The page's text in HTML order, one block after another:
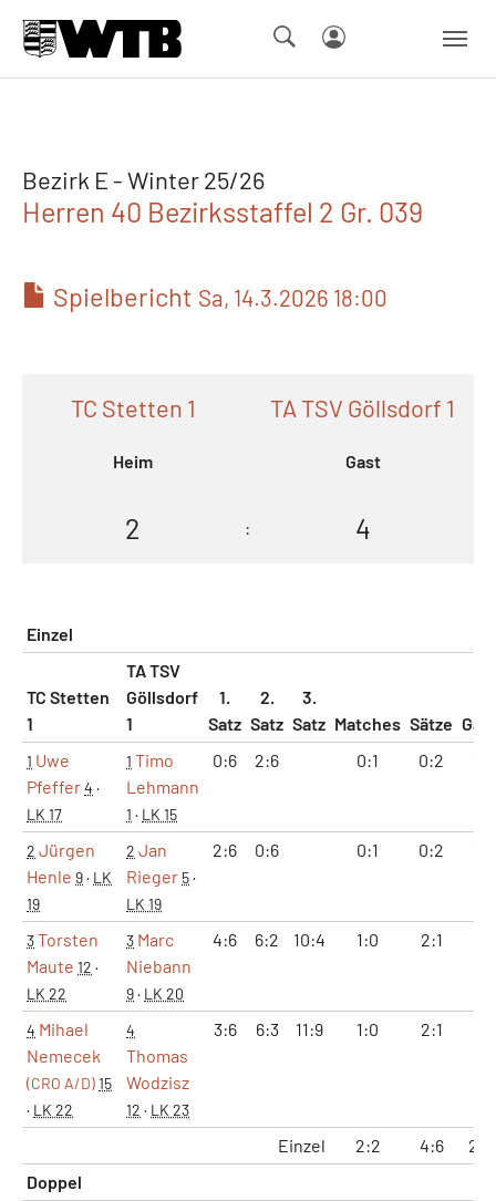
Bezirk E - Winter 25/26
Herren 40 Bezirksstaffel 2 Gr. 039
Spielbericht Sa, 14.3.2026 18:00
TC Stetten 1
Heim
TA TSV Göllsdorf 1
Gast
2 : 4
Einzel
TC Stetten
1
TA TSV
Göllsdorf
1
1.
Satz
2.
Satz
3.
Satz Matches Sätze
1 Uwe
Pfeffer4 ·
LK 17
1 Timo
Lehmann
1 · LK 15
0:6 2:6 0:1 0:2
2 Jürgen
Henle 9· LK
19
2 Jan
Rieger 5·
LK 19
2:6 0:6 0:1 0:2
3Torsten
Maute 12 ·
LK 22
3 Marc
Niebann
9· LK 20
4:6 6:2 10:4 1:0 2:1
4 Mihael
Nemecek
(CRO A/D)15
· LK 22
4
Thomas
Wodzisz
12 · LK 23
3:6 6:3 11:9 1:0 2:1
Einzel 2:2 4:6
Doppel